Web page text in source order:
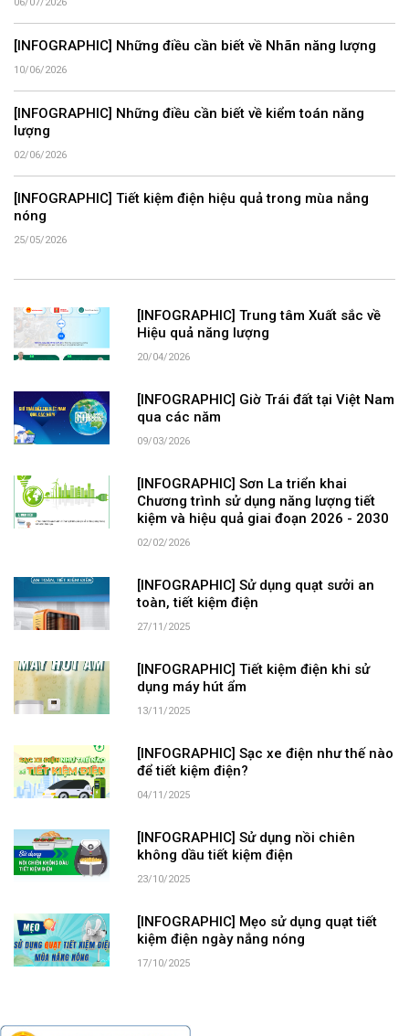
[INFOGRAPHIC] Những điều cần biết về Nhãn năng lượng
10/06/2026
[INFOGRAPHIC] Những điều cần biết về kiểm toán năng
lượng
02/06/2026
[INFOGRAPHIC] Tiết kiệm điện hiệu quả trong mùa nắng
nóng
25/05/2026
[INFOGRAPHIC] Trung tâm Xuất sắc về
Hiệu quả năng lượng
20/04/2026
[INFOGRAPHIC] Giờ Trái đất tại Việt Nam
qua các năm
09/03/2026
[INFOGRAPHIC] Sơn La triển khai
Chương trình sử dụng năng lượng tiết
kiệm và hiệu quả giai đoạn 2026 - 2030
02/02/2026
[INFOGRAPHIC] Sử dụng quạt sưởi an
toàn, tiết kiệm điện
27/11/2025
[INFOGRAPHIC] Tiết kiệm điện khi sử
dụng máy hút ẩm
13/11/2025
[INFOGRAPHIC] Sạc xe điện như thế nào
để tiết kiệm điện?
04/11/2025
[INFOGRAPHIC] Sử dụng nồi chiên
không dầu tiết kiệm điện
23/10/2025
[INFOGRAPHIC] Mẹo sử dụng quạt tiết
kiệm điện ngày nắng nóng
17/10/2025